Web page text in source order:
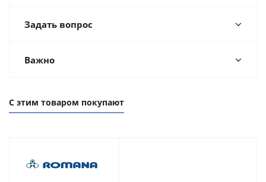
Задать вопрос
Важно
С этим товаром покупают